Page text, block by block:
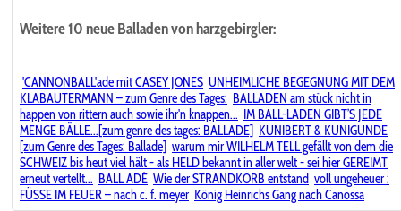
Weitere 10 neue Balladen von harzgebirgler:
'CANNONBALL'ade mit CASEY JONES UNHEIMLICHE BEGEGNUNG MIT DEM
KLABAUTERMANN – zum Genre des Tages: BALLADEN am stück nicht in
happen von rittern auch sowie ihr'n knappen... IM BALL-LADEN GIBT’S JEDE
MENGE BÄLLE...[zum genre des tages: BALLADE] KUNIBERT & KUNIGUNDE
[zum Genre des Tages: Ballade] warum mir WILHELM TELL gefällt von dem die
SCHWEIZ bis heut viel hält - als HELD bekannt in aller welt - sei hier GEREIMT
erneut vertellt... BALL ADÈ Wie der STRANDKORB entstand voll ungeheuer :
FÜSSE IM FEUER – nach c. f. meyer König Heinrichs Gang nach Canossa